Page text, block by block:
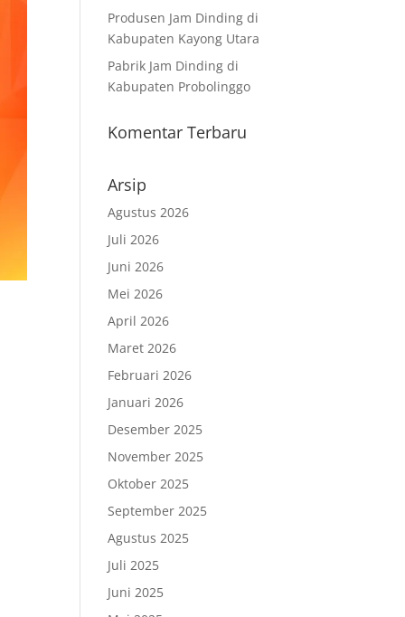
Produsen Jam Dinding di
Kabupaten Kayong Utara
Pabrik Jam Dinding di
Kabupaten Probolinggo
Komentar Terbaru
Arsip
Agustus 2026
Juli 2026
Juni 2026
Mei 2026
April 2026
Maret 2026
Februari 2026
Januari 2026
Desember 2025
November 2025
Oktober 2025
September 2025
Agustus 2025
Juli 2025
Juni 2025